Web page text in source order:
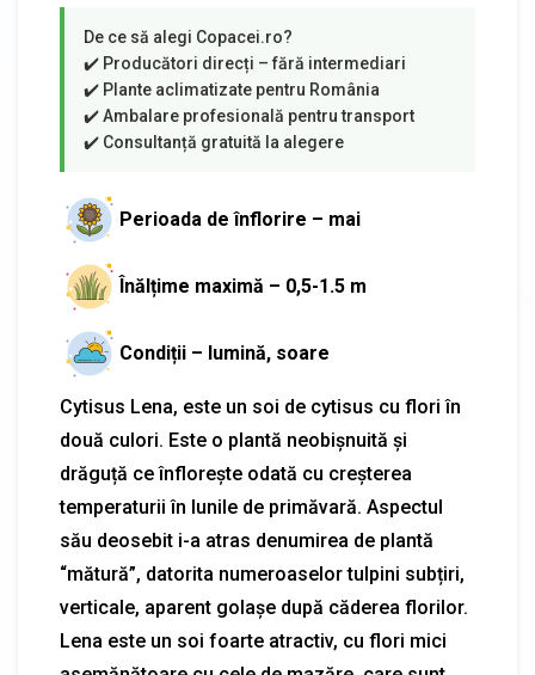
Perioada de înflorire – mai
Înălțime maximă – 0,5-1.5 m
Condiții – lumină, soare
Cytisus Lena, este un soi de cytisus cu flori în
două culori. Este o plantă neobișnuită și
drăguță ce înflorește odată cu creșterea
temperaturii în lunile de primăvară. Aspectul
său deosebit i-a atras denumirea de plantă
“mătură”, datorita numeroaselor tulpini subțiri,
verticale, aparent golașe după căderea florilor.
Lena este un soi foarte atractiv, cu flori mici